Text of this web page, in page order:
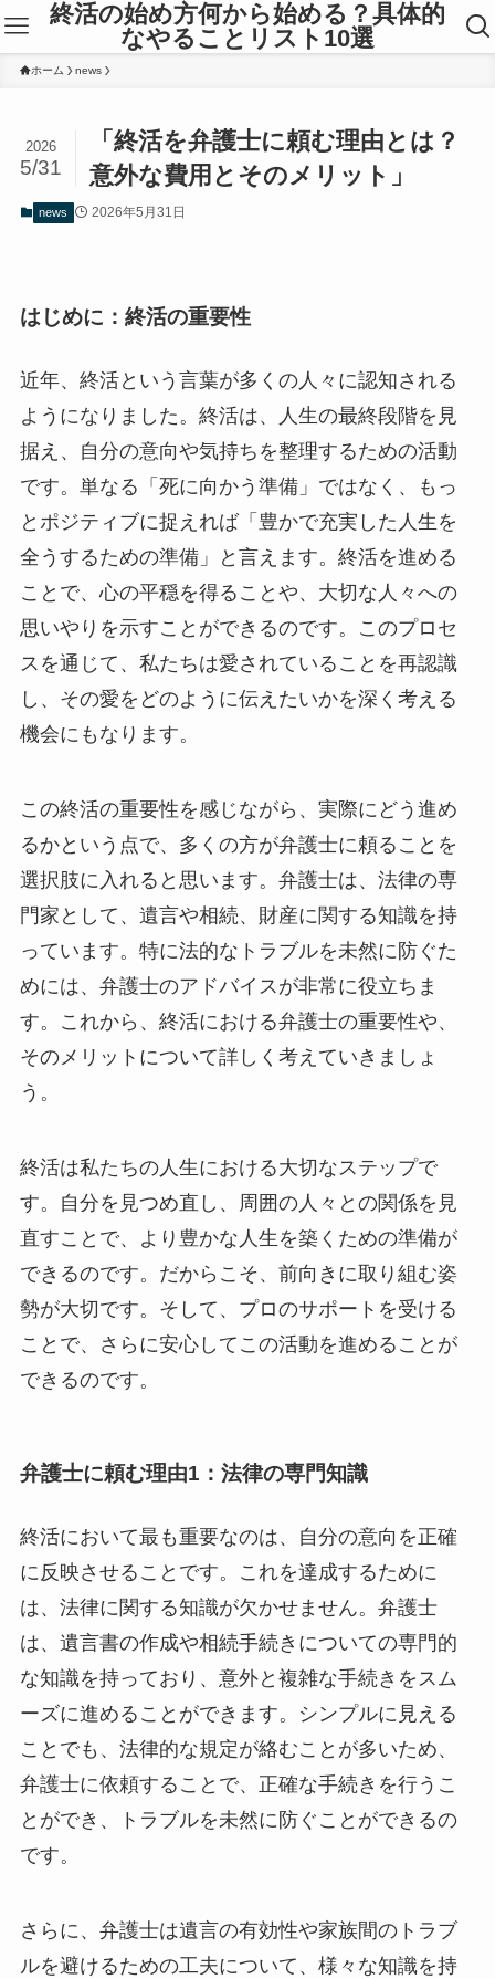
終活の始め方何から始める？具体的
なやることリスト10選
ホーム news
「終活を弁護士に頼む理由とは？
意外な費用とそのメリット」
2026
5/31
news 2026年5月31日
はじめに：終活の重要性
近年、終活という言葉が多くの人々に認知される
ようになりました。終活は、人生の最終段階を見
据え、自分の意向や気持ちを整理するための活動
です。単なる「死に向かう準備」ではなく、もっ
とポジティブに捉えれば「豊かで充実した人生を
全うするための準備」と言えます。終活を進める
ことで、心の平穏を得ることや、大切な人々への
思いやりを示すことができるのです。このプロセ
スを通じて、私たちは愛されていることを再認識
し、その愛をどのように伝えたいかを深く考える
機会にもなります。
この終活の重要性を感じながら、実際にどう進め
るかという点で、多くの方が弁護士に頼ることを
選択肢に入れると思います。弁護士は、法律の専
門家として、遺言や相続、財産に関する知識を持
っています。特に法的なトラブルを未然に防ぐた
めには、弁護士のアドバイスが非常に役立ちま
す。これから、終活における弁護士の重要性や、
そのメリットについて詳しく考えていきましょ
う。
終活は私たちの人生における大切なステップで
す。自分を見つめ直し、周囲の人々との関係を見
直すことで、より豊かな人生を築くための準備が
できるのです。だからこそ、前向きに取り組む姿
勢が大切です。そして、プロのサポートを受ける
ことで、さらに安心してこの活動を進めることが
できるのです。
弁護士に頼む理由1：法律の専門知識
終活において最も重要なのは、自分の意向を正確
に反映させることです。これを達成するために
は、法律に関する知識が欠かせません。弁護士
は、遺言書の作成や相続手続きについての専門的
な知識を持っており、意外と複雑な手続きをスム
ーズに進めることができます。シンプルに見える
ことでも、法律的な規定が絡むことが多いため、
弁護士に依頼することで、正確な手続きを行うこ
とができ、トラブルを未然に防ぐことができるの
です。
さらに、弁護士は遺言の有効性や家族間のトラブ
ルを避けるための工夫について、様々な知識を持